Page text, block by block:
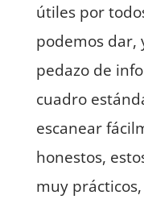
útiles por
podemos dar,
pedazo de
cuadro
escanear
honestos,
muy